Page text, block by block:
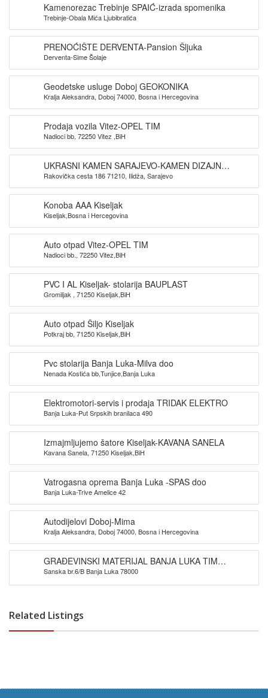
Kamenorezac Trebinje SPAIĆ-izrada spomenika
Trebinje-Obala Mića Ljubibratića
PRENOĆIŠTE DERVENTA-Pansion Šljuka
Derventa-Sime Šolaje
Geodetske usluge Doboj GEOKONIKA
Kralja Aleksandra, Doboj 74000, Bosna i Hercegovina
Prodaja vozila Vitez-OPEL TIM
Nadioci bb, 72250 Vitez ,BiH
UKRASNI KAMEN SARAJEVO-KAMEN DIZAJN
SARAJEVO
Rakovička cesta 186 71210, Ilidža, Sarajevo
Konoba AAA Kiseljak
Kiseljak,Bosna i Hercegovina
Auto otpad Vitez-OPEL TIM
Nadioci bb., 72250 Vitez,BiH
PVC I AL Kiseljak- stolarija BAUPLAST
Gromiljak , 71250 Kiseljak,BiH
Auto otpad Šiljo Kiseljak
Potkraj bb, 71250 Kiseljak,BiH
Pvc stolarija Banja Luka-Milva doo
Nenada Kostića bb,Tunjice,Banja Luka
Elektromotori-servis i prodaja TRIDAK ELEKTRO
Banja Luka-Put Srpskih branilaca 490
Izmajmljujemo šatore Kiseljak-KAVANA SANELA
Kavana Sanela, 71250 Kiseljak,BiH
Vatrogasna oprema Banja Luka -SPAS doo
Banja Luka-Trive Amelice 42
Autodijelovi Doboj-Mima
Kralja Aleksandra, Doboj 74000, Bosna i Hercegovina
GRAĐEVINSKI MATERIJAL BANJA LUKA TIM
PROMET DOO
Sanska br.6/B Banja Luka 78000
Related Listings